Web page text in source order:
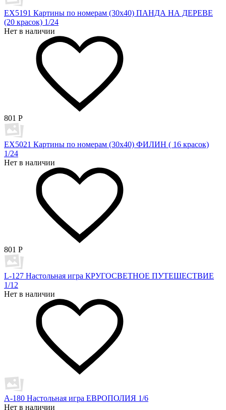
EX5191 Картины по номерам (30х40) ПАНДА НА ДЕРЕВЕ
(20 красок) 1/24
Нет в наличии
801 Р
EX5021 Картины по номерам (30х40) ФИЛИН ( 16 красок)
1/24
Нет в наличии
801 Р
L-127 Настольная игра КРУГОСВЕТНОЕ ПУТЕШЕСТВИЕ
1/12
Нет в наличии
A-180 Настольная игра ЕВРОПОЛИЯ 1/6
Нет в наличии